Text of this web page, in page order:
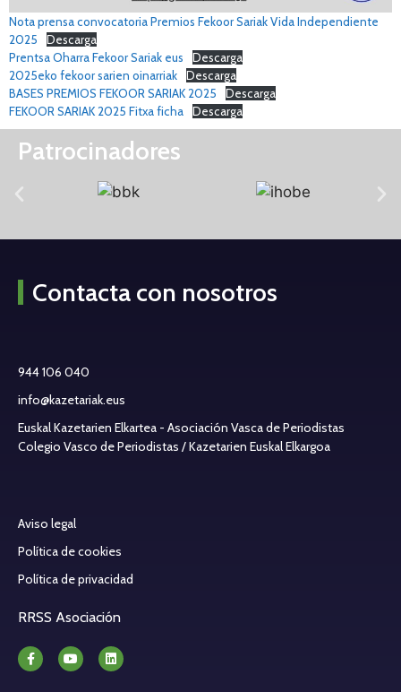
Nota prensa convocatoria Premios Fekoor Sariak Vida Independiente
2025
Descarga
Prentsa Oharra Fekoor Sariak eus
Descarga
2025eko fekoor sarien oinarriak
Descarga
BASES PREMIOS FEKOOR SARIAK 2025
Descarga
FEKOOR SARIAK 2025 Fitxa ficha
Descarga
Patrocinadores
Contacta con nosotros
944 106 040
info@kazetariak.eus
Euskal Kazetarien Elkartea - Asociación Vasca de Periodistas
Colegio Vasco de Periodistas / Kazetarien Euskal Elkargoa
Aviso legal
Política de cookies
Política de privacidad
RRSS Asociación